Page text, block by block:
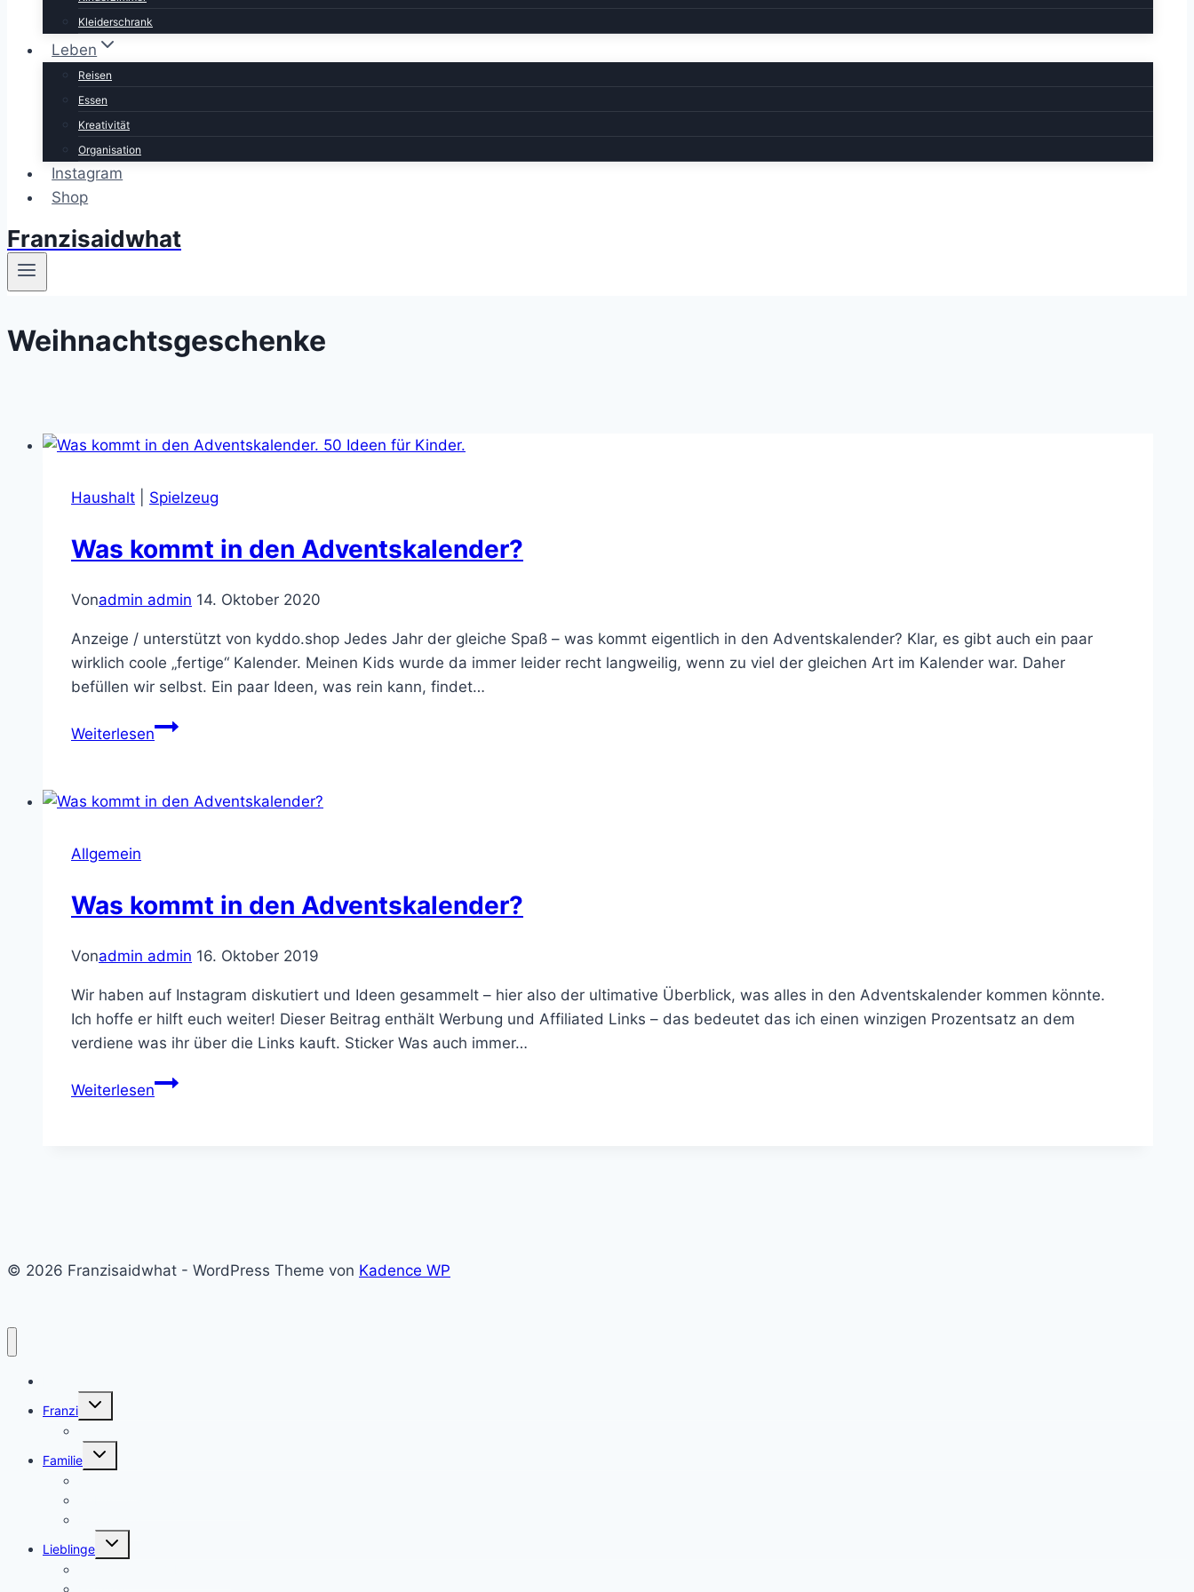
Kleiderschrank
Leben
Reisen
Essen
Kreativität
Organisation
Instagram
Shop
Franzisaidwhat
Weihnachtsgeschenke
Haushalt Spielzeug
Was kommt in den Adventskalender?
Vonadmin admin 14. Oktober 2020
Anzeige / unterstützt von kyddo.shop Jedes Jahr der gleiche Spaß – was kommt eigentlich in den Adventskalender? Klar, es gibt auch ein paar
wirklich coole „fertige“ Kalender. Meinen Kids wurde da immer leider recht langweilig, wenn zu viel der gleichen Art im Kalender war. Daher
befüllen wir selbst. Ein paar Ideen, was rein kann, findet…
WeiterlesenWas
den
Allgemein
Was kommt in den Adventskalender?
Vonadmin admin 16. Oktober 2019
Wir haben auf Instagram diskutiert und Ideen gesammelt – hier also der ultimative Überblick, was alles in den Adventskalender kommen könnte.
Ich hoffe er hilft euch weiter! Dieser Beitrag enthält Werbung und Affiliated Links – das bedeutet das ich einen winzigen Prozentsatz an dem
verdiene was ihr über die Links kauft. Sticker Was auch immer…
WeiterlesenWas
© 2026 Franzisaidwhat - WordPress Theme von Kadence WP
Franzi
Untermenü
Familie
Untermenü
Lieblinge
Untermenü